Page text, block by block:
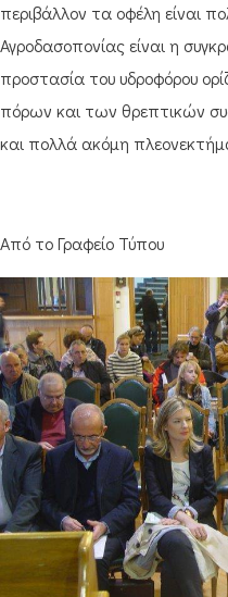
περιβάλλον τα οφέλη είναι
Αγροδασοπονίας είναι η
προστασία του υδροφόρου
πόρων και των θρεπτικών
και πολλά ακόμη
Από το Γραφείο Τύπου